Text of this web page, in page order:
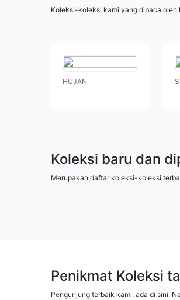
Koleksi-koleksi kami yang dibaca oleh
HUJAN
Koleksi baru dan
Merupakan daftar koleksi-koleksi
Penikmat Koleksi
Pengunjung terbaik kami, ada di sini.